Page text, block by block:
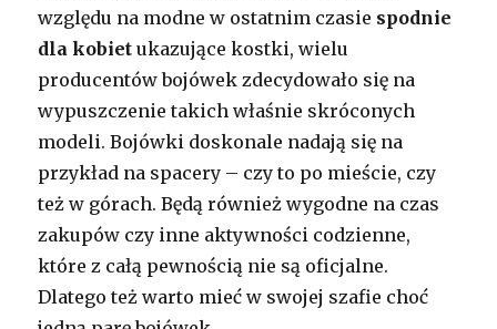
względu na modne w ostatnim czasie spodnie
dla kobiet ukazujące kostki, wielu
producentów bojówek zdecydowało się na
wypuszczenie takich właśnie skróconych
modeli. Bojówki doskonale nadają się na
przykład na spacery – czy to po mieście, czy
też w górach. Będą również wygodne na czas
zakupów czy inne aktywności codzienne,
które z całą pewnością nie są oficjalne.
Dlatego też warto mieć w swojej szafie choć